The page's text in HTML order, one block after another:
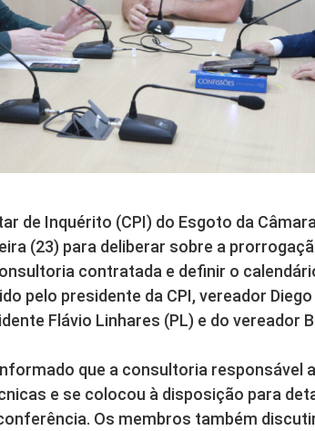
de Inquérito (CPI) do Esgoto da
(23) para deliberar sobre a
contratada e definir o
pelo presidente da CPI, vereador
Flávio Linhares (PL) e do vereador
que a consultoria responsável
e se colocou à disposição para
Os membros também